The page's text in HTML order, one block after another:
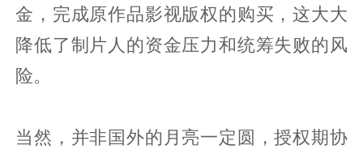
金，完成原作品影视版权的购买，这大大
降低了制片人的资金压力和统筹失败的风
险。
当然，并非国外的月亮一定圆，授权期协